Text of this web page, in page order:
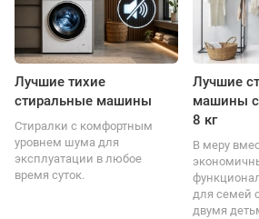
Лучшие тихие
стиральные машины
Стиралки с комфортным
уровнем шума для
эксплуатации в любое
время суток.
Лучшие
машины с
8 кг
В меру
для семей
двумя